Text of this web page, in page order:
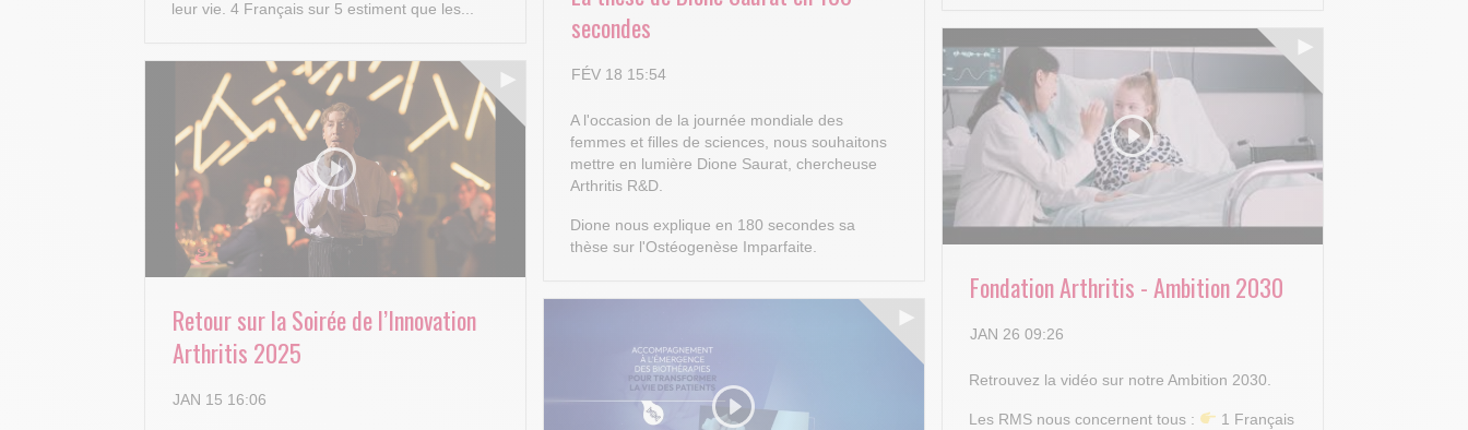
leur vie. 4 Français sur 5 estiment que les...
secondes
FÉV 18 15:54
A l'occasion de la journée mondiale des
femmes et filles de sciences, nous souhaitons
mettre en lumière Dione Saurat, chercheuse
Arthritis R&D.
Dione nous explique en 180 secondes sa
thèse sur l'Ostéogenèse Imparfaite.
Fondation Arthritis - Ambition 2030
JAN 26 09:26
Retrouvez la vidéo sur notre Ambition 2030.
Les RMS nous concernent tous :
1 Français
Retour sur la Soirée de l’Innovation
Arthritis 2025
JAN 15 16:06